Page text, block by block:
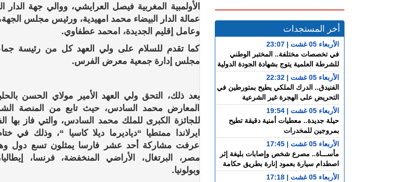
الأولمبية المغربية فيصل العرايشي، ووالي جهة
عمالة الدار البيضاء محمد امهيدية، ورئيس مجلس
وعامل إقليم الجديدة، امحمد عطفاوي.
كما تقدم للسلام على ولي العهد كل من رئيسة
مجلس إدارة جمعية معرض الفرس.
بعد ذلك، التحق ولي العهد الأمير مولاي الحسن
المعارض محمد السادس، حيث تابع من المنصة
للجائزة الكبرى للملك محمد السادس، والتي فاز بها
ايرلاندا ممتطيا “دياديرما ديلا كاسيا “، وذلك في
عرفت مشاركة أحد عشر فارسا يمثلون تسع دول وهي
مصر، البرتغال، الأراضي المنخفضة، فرنسا،
وبولونيا.
أخر المستجدات
الأربعاء 05 غشت | 23:07
في تخصصات مختلفة.. المختبر الوطني
للشرطة العلمية يتوج بشهادة الجودة الدولية
الأربعاء 05 غشت | 22:32
الفنيدق.. الدرك الملكي يطيح بمتورطين في
التحريض على الهجرة غير الشرعية
الأربعاء 05 غشت | 19:54
حيلة جديدة.. معطيات أمنية دقيقة تطيح
بمروجين للمخدرات
الأربعاء 05 غشت | 17:45
مأســـاة.. مصرع شخص وإصابات بليغة إثر
اصطدام سيارة بعمود إنارة بطريق حكامة
الأربعاء 05 غشت | 17:18